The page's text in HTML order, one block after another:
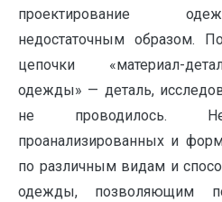
проектирование
недостаточным образом.
цепочки «материал-
одежды» — деталь,
не проводилось.
проанализированных и
по различным видам и
одежды, позволяющим